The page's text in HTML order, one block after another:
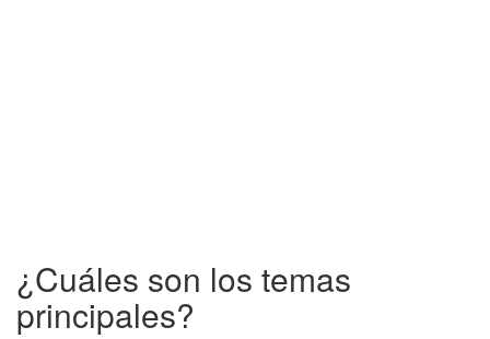
¿Cuáles son los temas
principales?